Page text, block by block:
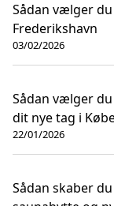
Sådan vælger
Frederikshavn
03/02/2026
Sådan vælger
dit nye tag i
22/01/2026
Sådan skaber